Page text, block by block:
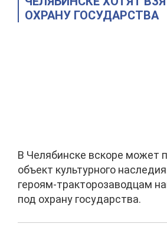
ОХРАНУ ГОСУДАРСТВА
В Челябинске вскоре может
объект культурного
героям-тракторозаводцам
под охрану государства.